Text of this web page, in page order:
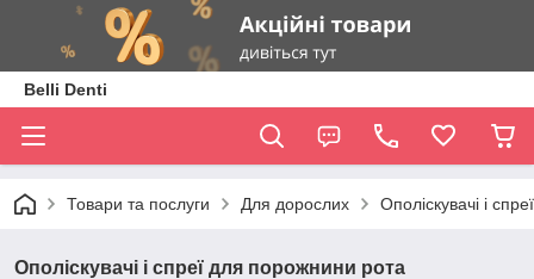
Belli Denti
Товари та послуги Для дорослих Ополіскувачі і
Ополіскувачі і спреї для порожнини рота